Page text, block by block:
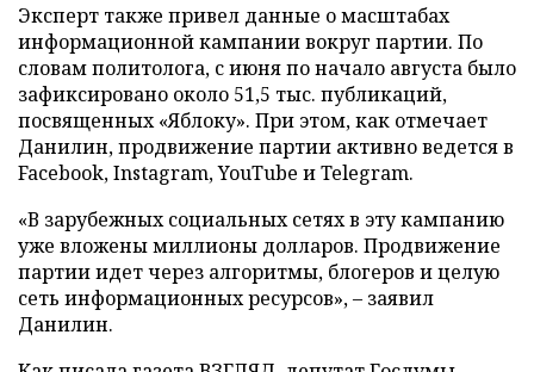
Эксперт также привел данные о масштабах
информационной кампании вокруг партии. По
словам политолога, с июня по начало августа было
зафиксировано около 51,5 тыс. публикаций,
посвященных «Яблоку». При этом, как отмечает
Данилин, продвижение партии активно ведется в
Facebook, Instagram, YouTube и Telegram.
«В зарубежных социальных сетях в эту кампанию
уже вложены миллионы долларов. Продвижение
партии идет через алгоритмы, блогеров и целую
сеть информационных ресурсов», – заявил
Данилин.